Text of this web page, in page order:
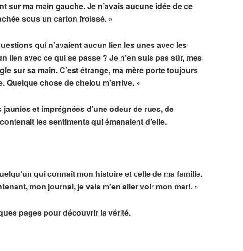
sur ma main gauche. Je n’avais aucune idée de ce
sous un carton froissé. »
qui n’avaient aucun lien les unes avec les
lien avec ce qui se passe ? Je n’en suis pas sûr, mes
sur sa main. C’est étrange, ma mère porte toujours
chose de chelou m’arrive. »
et imprégnées d’une odeur de rues, de
les sentiments qui émanaient d’elle.
qui connaît mon histoire et celle de ma famille.
mon journal, je vais m’en aller voir mon mari. »
pages pour découvrir la vérité.